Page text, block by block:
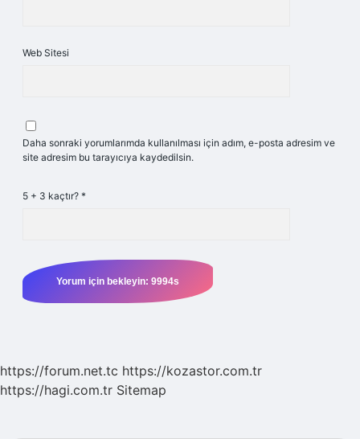
Web Sitesi
Daha sonraki yorumlarımda kullanılması için adım, e-posta adresim ve
site adresim bu tarayıcıya kaydedilsin.
5 + 3 kaçtır? *
https://forum.net.tc https://kozastor.com.tr
https://hagi.com.tr Sitemap